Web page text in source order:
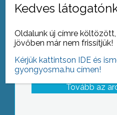
Tovább az
Kedves
Oldalunk új címre
jövőben már nem frissítjük!
Kérjük kattintson IDE és
gyongyosma.hu címen!